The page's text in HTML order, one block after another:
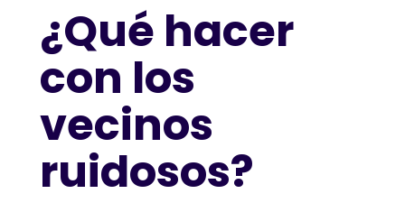
¿Qué hacer
con los
vecinos
ruidosos?